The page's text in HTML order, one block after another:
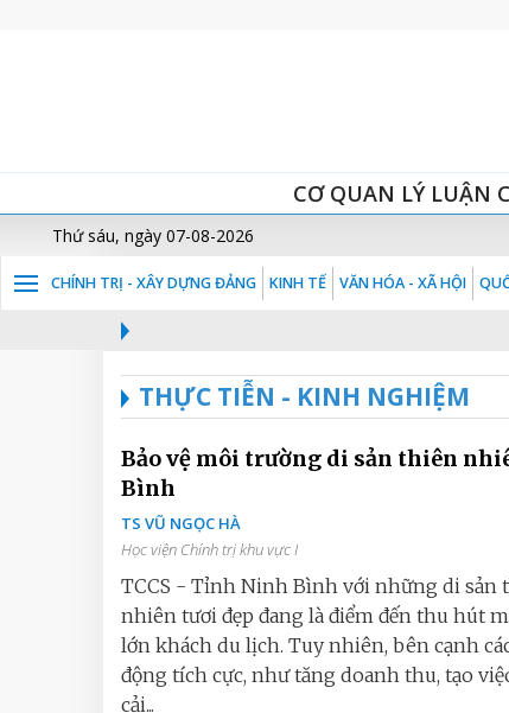
CƠ QUAN LÝ LUẬN
Thứ sáu, ngày 07-08-2026
CHÍNH TRỊ - XÂY DỰNG ĐẢNG KINH TẾ VĂN HÓA - XÃ HỘI
THỰC TIỄN - KINH NGHIỆM
Bảo vệ môi trường di sản thiên nhiên Ninh
Bình
TS VŨ NGỌC HÀ
Học viện Chính trị khu vực I
TCCS - Tỉnh Ninh Bình với những di sản
nhiên tươi đẹp đang là điểm đến thu hút
lớn khách du lịch. Tuy nhiên, bên cạnh
động tích cực, như tăng doanh thu, tạo
cải...